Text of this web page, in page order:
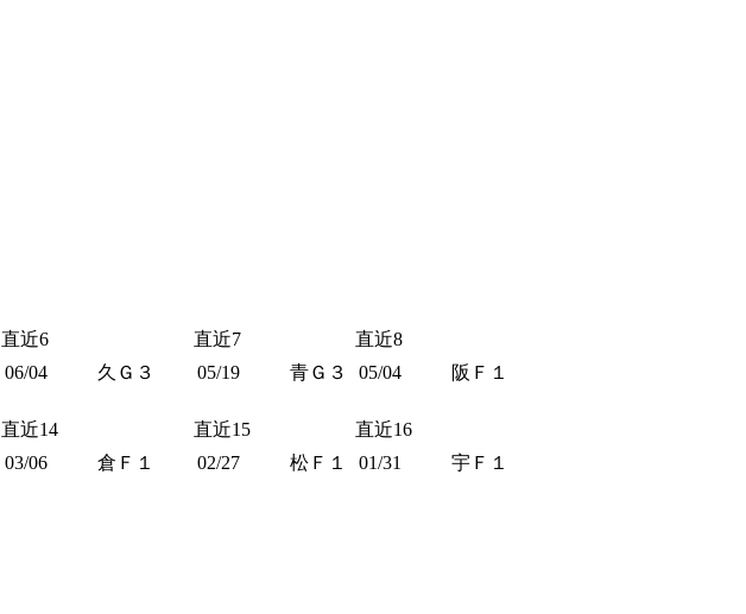
直近6 直近7
直近8
06/04 久Ｇ３ 05/19 青Ｇ３ 05/04 阪Ｆ１
直近14 直近15
直近16
03/06 倉Ｆ１ 02/27 松Ｆ１ 01/31 宇Ｆ１